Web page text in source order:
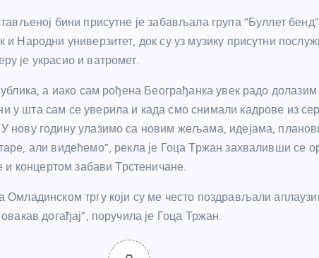
бини присутне је забављала група “Буллет
Народни универзитет, док су уз музику присутни
је украсио и ватромет.
а иако сам рођена Београђанка увек радо долазим
у шта сам се уверила и када смо снимали кадрове из
нову годину улазимо са новим жељама, идејама,
али видећемо”, рекла је Гоца Тржан захваливши се
и концертом забави Трстеничане.
тргу који су ме често поздрављали
догађај”, поручила је Гоца Тржан.